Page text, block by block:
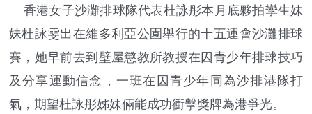
香港女子沙灘排球隊代表杜詠彤本月底夥拍孿生妹
妹杜詠雯出在維多利亞公園舉行的十五運會沙灘排球
賽，她早前去到壁屋懲教所教授在囚青少年排球技巧
及分享運動信念，一班在囚青少年同為沙排港隊打
氣，期望杜詠彤姊妹倆能成功衝擊獎牌為港爭光。